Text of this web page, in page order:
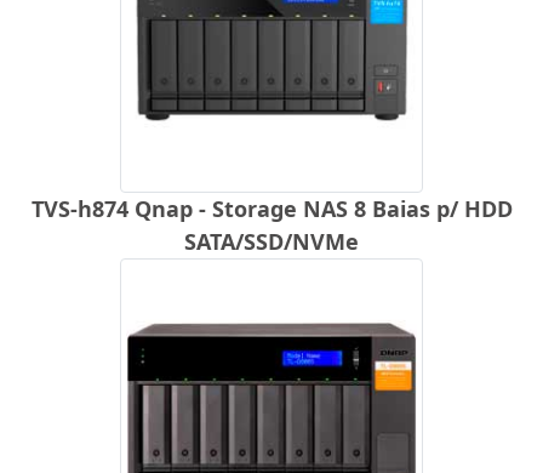
TVS-h874 Qnap - Storage NAS 8 Baias p/ HDD
SATA/SSD/NVMe